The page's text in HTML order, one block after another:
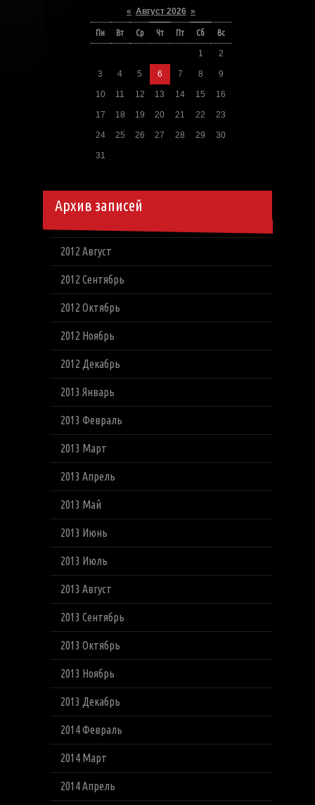
« Август 2026 »
Пн Вт Ср Чт Пт Сб Вс
1 2
3 4 5 6 7 8 9
10 11 12 13 14 15 16
17 18 19 20 21 22 23
24 25 26 27 28 29 30
31
Архив записей
2012 Август
2012 Сентябрь
2012 Октябрь
2012 Ноябрь
2012 Декабрь
2013 Январь
2013 Февраль
2013 Март
2013 Апрель
2013 Май
2013 Июнь
2013 Июль
2013 Август
2013 Сентябрь
2013 Октябрь
2013 Ноябрь
2013 Декабрь
2014 Февраль
2014 Март
2014 Апрель